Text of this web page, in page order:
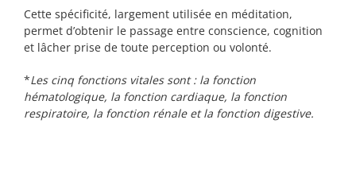
Cette spécificité, largement utilisée en méditation,
permet d’obtenir le passage entre conscience, cognition
et lâcher prise de toute perception ou volonté.
*Les cinq fonctions vitales sont : la fonction
hématologique, la fonction cardiaque, la fonction
respiratoire, la fonction rénale et la fonction digestive.